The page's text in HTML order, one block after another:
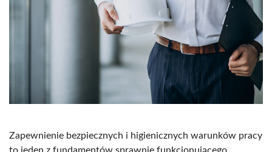
Zapewnienie bezpiecznych i higienicznych warunków pracy